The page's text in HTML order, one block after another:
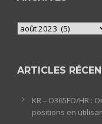
Archives
ARTICLES
KR – D365FO/HR :
positions en